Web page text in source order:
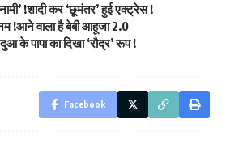
!शादी कर ‘छूमंतर’ हुई एक्ट्रेस !
!आने वाला है बेबी आहूजा 2.0
के पापा का दिखा ‘रौद्र’ रूप !
Facebook